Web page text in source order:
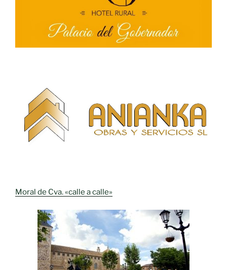
Moral de Cva. «calle a calle»